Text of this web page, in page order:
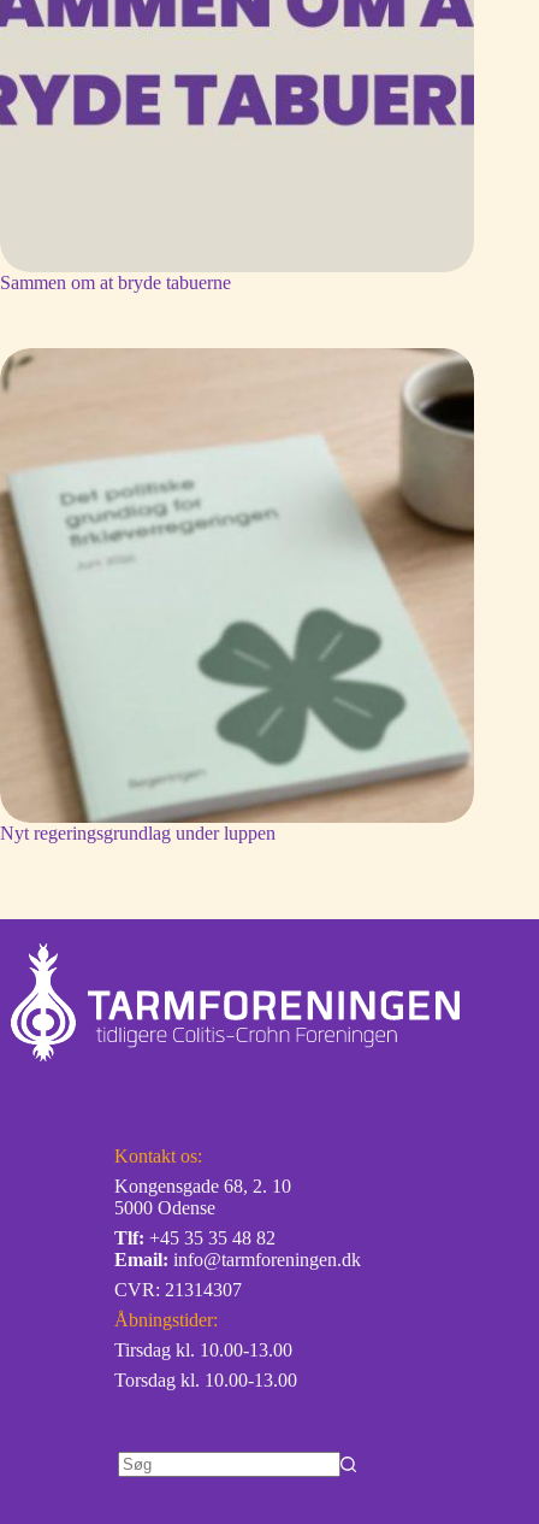
Sammen om at bryde tabuerne
Nyt regeringsgrundlag under luppen
Kontakt os:
Kongensgade 68, 2. 10
5000 Odense
Tlf: +45 35 35 48 82
Email: info@tarmforeningen.dk
CVR: 21314307
Åbningstider:
Tirsdag kl. 10.00-13.00
Torsdag kl. 10.00-13.00